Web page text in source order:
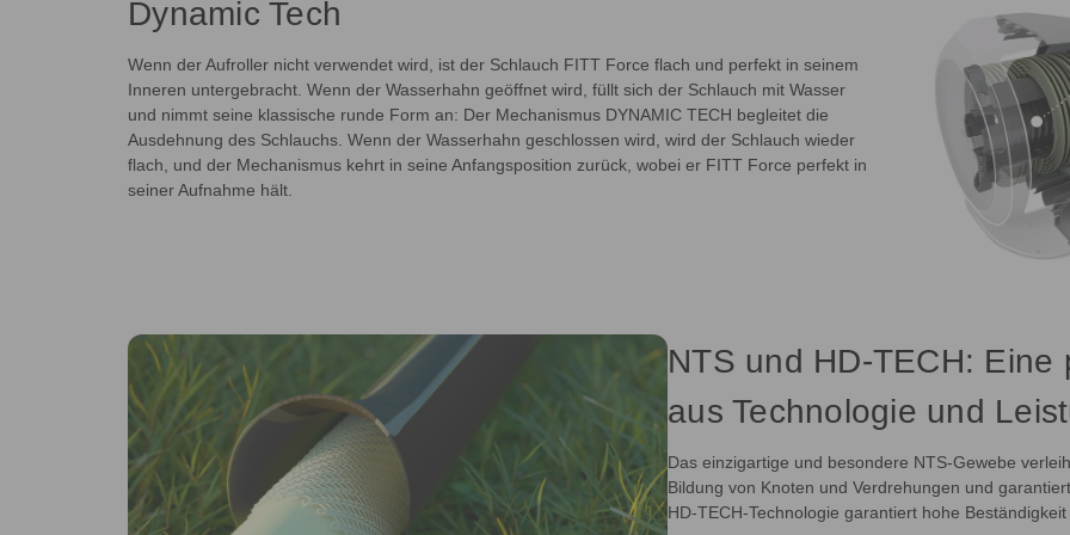
Dynamic Tech
Wenn der Aufroller nicht verwendet wird, ist der Schlauch FITT Force flach und perfekt in seinem
Inneren untergebracht. Wenn der Wasserhahn geöffnet wird, füllt sich der Schlauch mit Wasser
und nimmt seine klassische runde Form an: Der Mechanismus DYNAMIC TECH begleitet die
Ausdehnung des Schlauchs. Wenn der Wasserhahn geschlossen wird, wird der Schlauch wieder
flach, und der Mechanismus kehrt in seine Anfangsposition zurück, wobei er FITT Force perfekt in
seiner Aufnahme hält.
NTS und HD-TECH:
aus Technologie und
Das einzigartige und besondere NTS-Gewebe
Bildung von Knoten und Verdrehungen und
HD-TECH-Technologie garantiert hohe